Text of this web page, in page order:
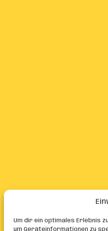
Um dir ein optimales Erlebnis
um Geräteinformationen zu